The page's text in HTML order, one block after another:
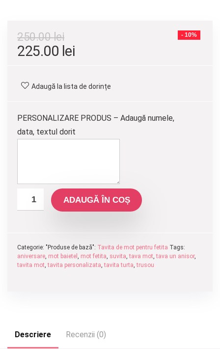
- 10%
250.00lei
Prețul
a
fost:
225.00 lei
225.00 lei.
Adaugă la lista de dorințe
PERSONALIZARE PRODUS – Adaugă numele,
data, textul dorit
ADAUGĂ ÎN COȘ
Categorie: "Produse de bază": Tavita de mot pentru fetita Tags:
aniversare, mot baietel , mot fetita, suvita,tava mot,tava un anisor,
tavita mot,tavita personalizata,tavita turta,trusou
Descriere Recenzii (0)